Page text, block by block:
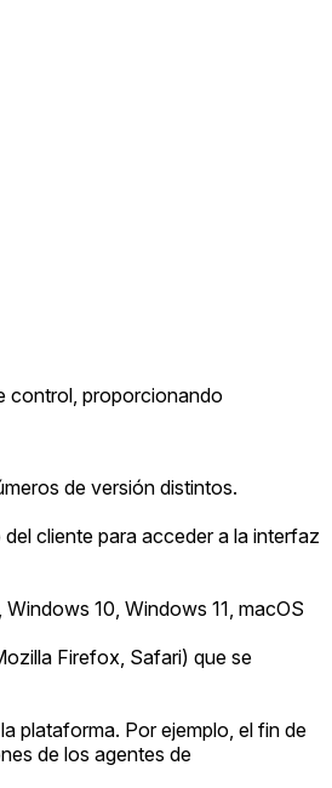
control, proporcionando
de versión distintos.
cliente para acceder a la interfaz
10, Windows 11, macOS
Firefox, Safari) que se
plataforma. Por ejemplo, el fin de
de los agentes de